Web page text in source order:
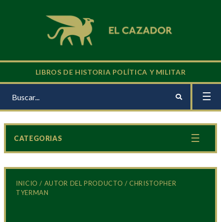
LIBROS DE HISTORIA POLÍTICA Y MILITAR
INICIO / AUTOR DEL PRODUCTO / CHRISTOPHER
TYERMAN
CATEGORIAS